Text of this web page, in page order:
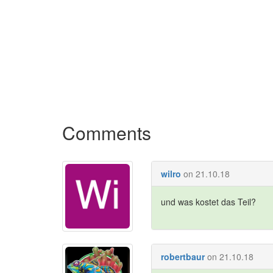
Comments
wilro on 21.10.18
und was kostet das Teil?
robertbaur on 21.10.18